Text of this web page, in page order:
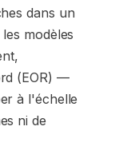
dans un
modèles
(EOR) —
à l'échelle
ni de